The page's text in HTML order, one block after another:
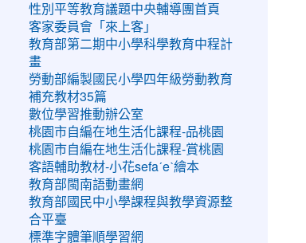
性別平等教育議題中央輔導團首頁
客家委員會「來上客」
教育部第二期中小學科學教育中程計
畫
勞動部編製國民小學四年級勞動教育
補充教材35篇
數位學習推動辦公室
桃園市自編在地生活化課程-品桃園
桃園市自編在地生活化課程-賞桃園
客語輔助教材-小花sefaˊeˋ繪本
教育部閩南語動畫網
教育部國民中小學課程與教學資源整
合平臺
標準字體筆順學習網